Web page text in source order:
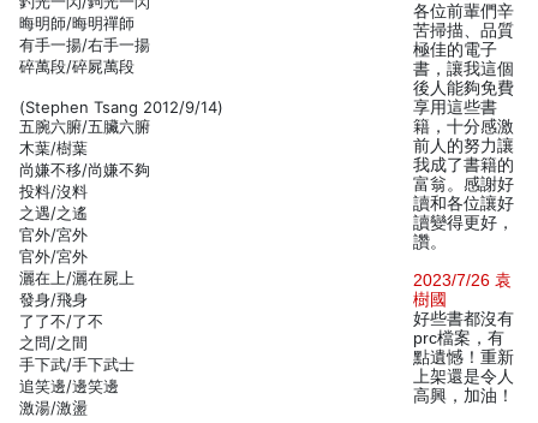
晦明師/晦明禪師
有手一揚/右手一揚
碎萬段/碎屍萬段
(Stephen Tsang 2012/9/14)
五腕六腑/五臟六腑
木葉/樹葉
尚嫌不移/尚嫌不夠
投料/沒料
之遇/之遙
官外/宮外
官外/宮外
灑在上/灑在屍上
發身/飛身
了了不/了不
之問/之間
手下武/手下武士
追笑邊/邊笑邊
激湯/激盪
各位前輩們辛
苦掃描、品質
極佳的電子
書，讓我這個
後人能夠免費
享用這些書
籍，十分感激
前人的努力讓
我成了書籍的
富翁。感謝好
讀和各位讓好
讀變得更好，
讚。
2023/7/26 袁
樹國
好些書都沒有
prc檔案，有
點遺憾！重新
上架還是令人
高興，加油！